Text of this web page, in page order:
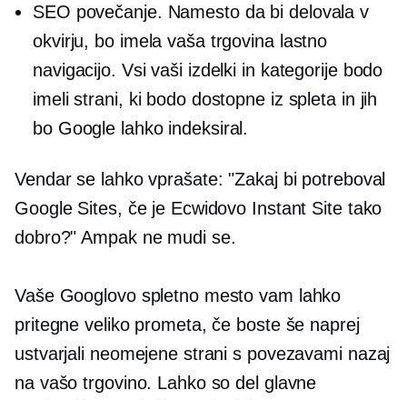
SEO povečanje. Namesto da bi delovala v
okvirju, bo imela vaša trgovina lastno
navigacijo. Vsi vaši izdelki in kategorije bodo
imeli strani, ki bodo dostopne iz spleta in jih
bo Google lahko indeksiral.
Vendar se lahko vprašate: "Zakaj bi potreboval
Google Sites, če je Ecwidovo Instant Site tako
dobro?" Ampak ne mudi se.
Vaše Googlovo spletno mesto vam lahko
pritegne veliko prometa, če boste še naprej
ustvarjali neomejene strani s povezavami nazaj
na vašo trgovino. Lahko so del glavne